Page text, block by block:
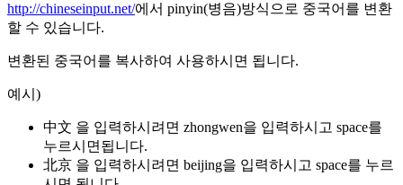
http://chineseinput.net/에서 pinyin(병음)방식으로 중국어를 변환
할 수 있습니다.
변환된 중국어를 복사하여 사용하시면 됩니다.
예시)
中文 을 입력하시려면 zhongwen을 입력하시고 space를
누르시면됩니다.
北京 을 입력하시려면 beijing을 입력하시고 space를 누르